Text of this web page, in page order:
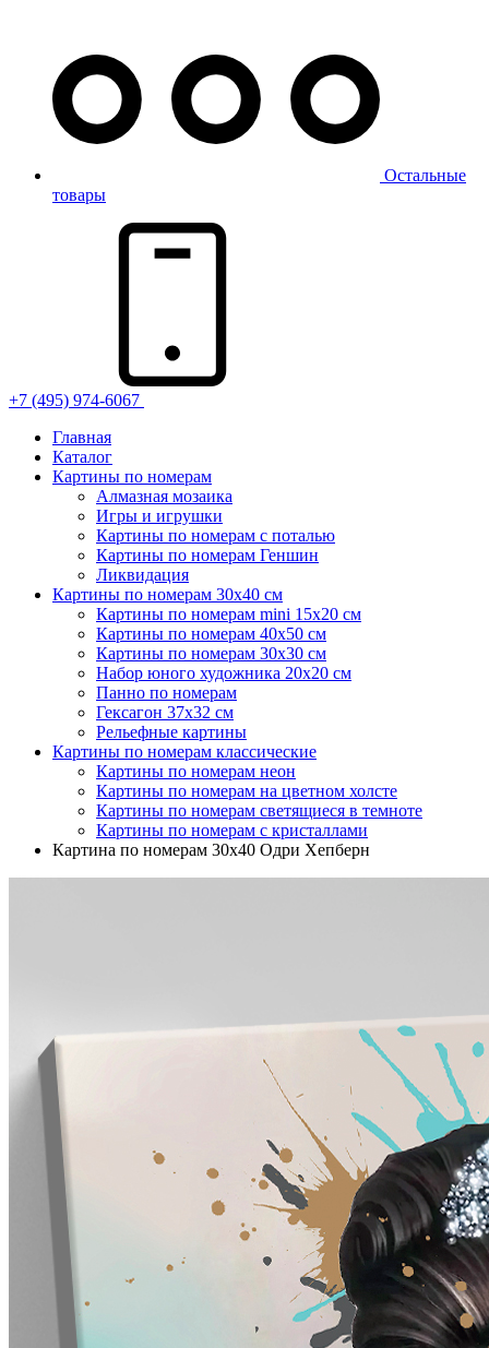
Остальные
товары
+7 (495) 974-6067
Главная
Каталог
Картины по номерам
Алмазная мозаика
Игры и игрушки
Картины по номерам с поталью
Картины по номерам Геншин
Ликвидация
Картины по номерам 30х40 см
Картины по номерам mini 15х20 см
Картины по номерам 40х50 см
Картины по номерам 30x30 см
Набор юного художника 20х20 см
Панно по номерам
Гексагон 37х32 см
Рельефные картины
Картины по номерам классические
Картины по номерам неон
Картины по номерам на цветном холсте
Картины по номерам светящиеся в темноте
Картины по номерам с кристаллами
Картина по номерам 30х40 Одри Хепберн